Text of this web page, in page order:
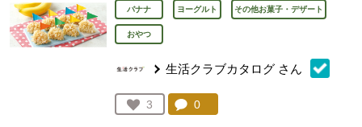
バナナ ヨーグルト その他お菓子・デザート
おやつ
生活クラブカタログ さん
お気に入り登録：
3
人が登録
コメント：
0